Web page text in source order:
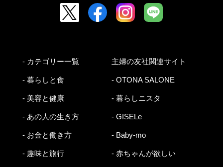
- カテゴリー一覧
- 暮らしと食
- 美容と健康
- あの人の生き方
- お金と働き方
- 趣味と旅行
主婦の友社関連サイト
- OTONA SALONE
- 暮らしニスタ
- GISELe
- Baby-mo
- 赤ちゃんが欲しい